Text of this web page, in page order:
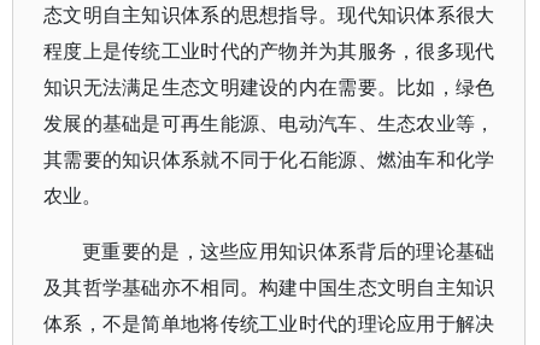
态文明自主知识体系的思想指导。现代知识体系很大
程度上是传统工业时代的产物并为其服务，很多现代
知识无法满足生态文明建设的内在需要。比如，绿色
发展的基础是可再生能源、电动汽车、生态农业等，
其需要的知识体系就不同于化石能源、燃油车和化学
农业。
更重要的是，这些应用知识体系背后的理论基础
及其哲学基础亦不相同。构建中国生态文明自主知识
体系，不是简单地将传统工业时代的理论应用于解决